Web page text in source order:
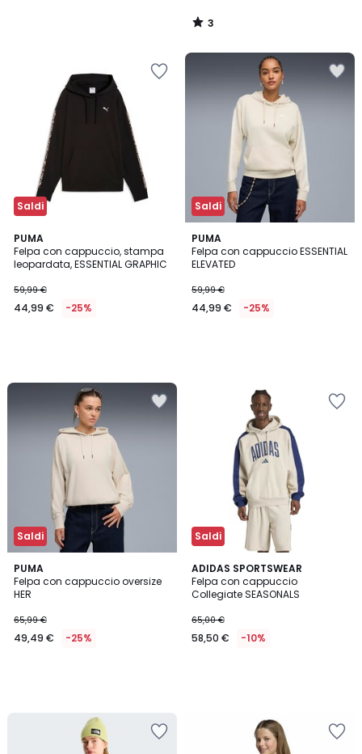
3
/
Saldi
PUMA
Felpa con cappuccio, stampa
leopardata, ESSENTIAL GRAPHIC
59,99 €
44,99 € -25%
Saldi
PUMA
Felpa con cappuccio ESSENTIAL
ELEVATED
59,99 €
44,99 € -25%
Saldi
PUMA
Felpa con cappuccio oversize
HER
65,99 €
49,49 € -25%
Saldi
ADIDAS SPORTSWEAR
Felpa con cappuccio
Collegiate SEASONALS
65,00 €
58,50 € -10%